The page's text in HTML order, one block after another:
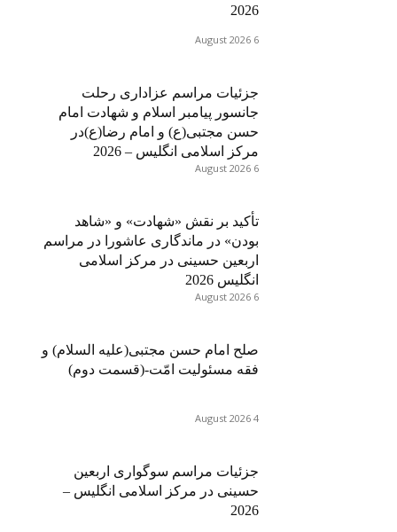
2026
6 August 2026
جزئیات مراسم عزاداری رحلت
جانسور پیامبر اسلام و شهادت امام
حسن مجتبی(ع) و امام رضا(ع)در
مرکز اسلامی انگلیس – 2026
6 August 2026
تأکید بر نقش «شهادت» و «شاهد
بودن» در ماندگاری عاشورا در مراسم
اربعین حسینی در مرکز اسلامی
انگلیس 2026
6 August 2026
صلح امام حسن مجتبی(علیه السلام) و
فقه مسئولیت امّت-(قسمت دوم)
4 August 2026
جزئیات مراسم سوگواری اربعین
حسینی در مرکز اسلامی انگلیس –
2026